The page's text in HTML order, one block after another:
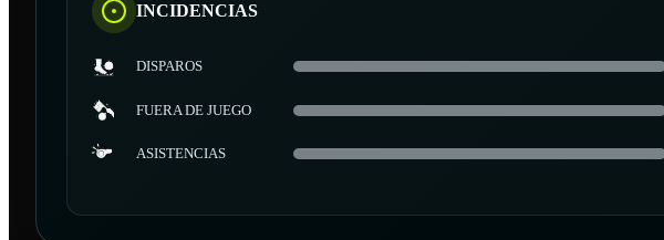
INCIDENCIAS
DISPAROS
FUERA DE JUEGO
ASISTENCIAS